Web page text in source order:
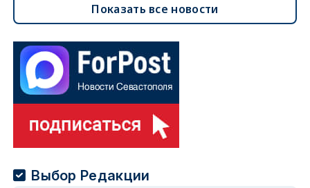
Показать все новости
Выбор Редакции